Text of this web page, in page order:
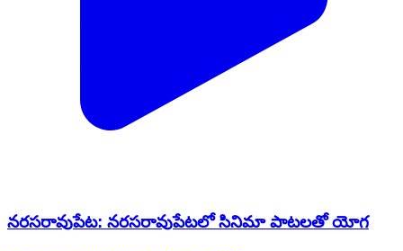
నరసరావుపేట: నరసరావుపేటలో సినిమా పాటలతో యోగ